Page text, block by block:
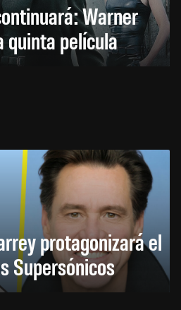
Warner
quinta película
protagonizará el
Supersónicos